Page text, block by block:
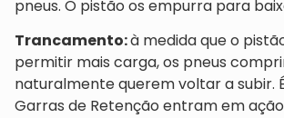
pneus. O pistão os empurra para
Trancamento:à medida que o
permitir mais carga, os pneus
naturalmente querem voltar a subir.
Garras de Retenção entram em